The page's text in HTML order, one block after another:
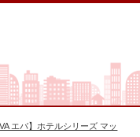
エバ】ホテルシリーズ マッ